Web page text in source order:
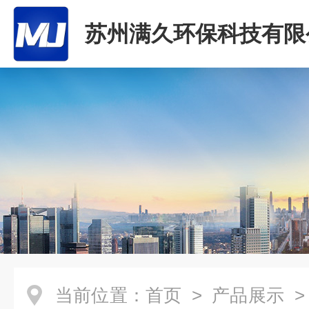
苏州满久环保科技有
当前位置： 首页 > 产品展示